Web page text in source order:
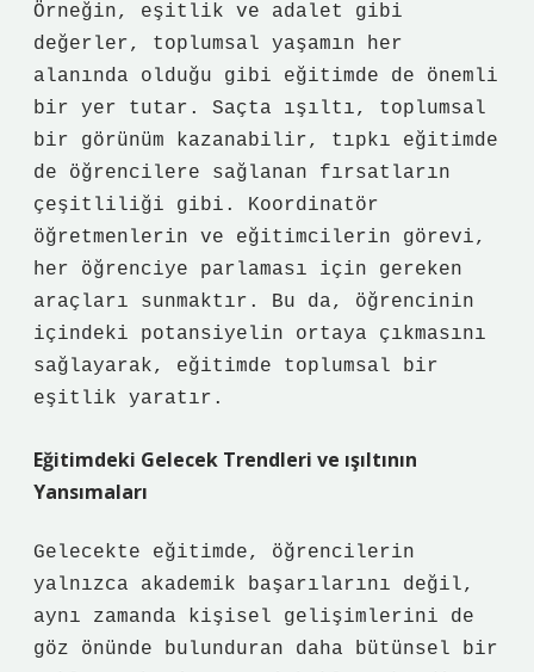
Örneğin, eşitlik ve adalet gibi
değerler, toplumsal yaşamın her
alanında olduğu gibi eğitimde de önemli
bir yer tutar. Saçta ışıltı, toplumsal
bir görünüm kazanabilir, tıpkı eğitimde
de öğrencilere sağlanan fırsatların
çeşitliliği gibi. Koordinatör
öğretmenlerin ve eğitimcilerin görevi,
her öğrenciye parlaması için gereken
araçları sunmaktır. Bu da, öğrencinin
içindeki potansiyelin ortaya çıkmasını
sağlayarak, eğitimde toplumsal bir
eşitlik yaratır.
Eğitimdeki Gelecek Trendleri ve ışıltının
Yansımaları
Gelecekte eğitimde, öğrencilerin
yalnızca akademik başarılarını değil,
aynı zamanda kişisel gelişimlerini de
göz önünde bulunduran daha bütünsel bir